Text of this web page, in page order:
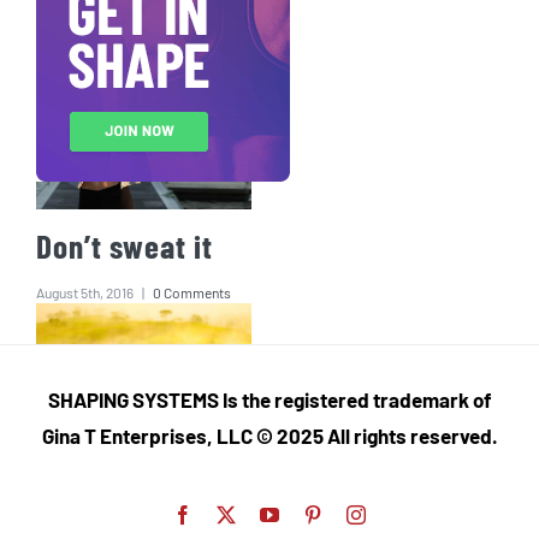
October 8th, 2020 0 Comments
Don’t sweat it
August 5th, 2016 | 0 Comments
Training for a
SHAPING SYSTEMS Is the registered trademark of
Gina T Enterprises, LLC © 2025 All rights reserved.
Facebook YouTubePinterestInstagram